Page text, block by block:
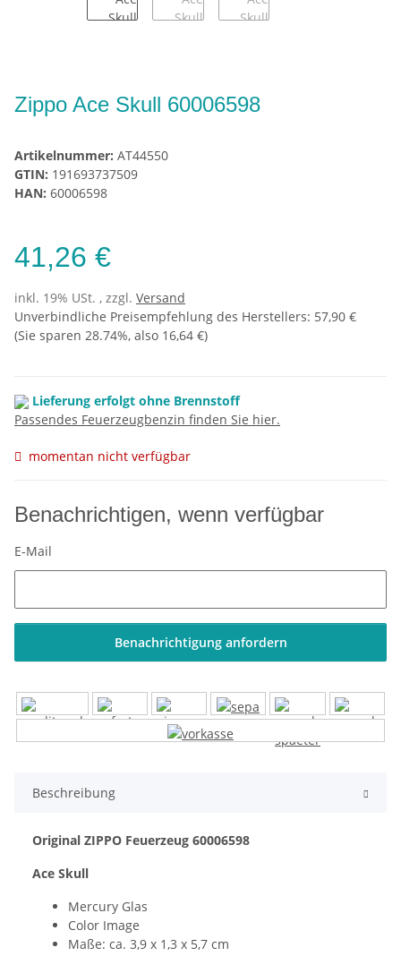
Zippo Ace Skull 60006598
Artikelnummer: AT44550
GTIN: 191693737509
HAN: 60006598
41,26 €
inkl. 19% USt. , zzgl. Versand
Unverbindliche Preisempfehlung des Herstellers: 57,90 €
(Sie sparen 28.74%, also 16,64 €)
Lieferung erfolgt ohne Brennstoff
Passendes Feuerzeugbenzin finden Sie hier.
momentan nicht verfügbar
Benachrichtigen, wenn verfügbar
E-Mail
Benachrichtigung anfordern
Beschreibung
Original ZIPPO Feuerzeug 60006598
Ace Skull
Mercury Glas
Color Image
Maße: ca. 3,9 x 1,3 x 5,7 cm